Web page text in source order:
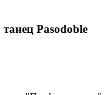
танец Pasodoble